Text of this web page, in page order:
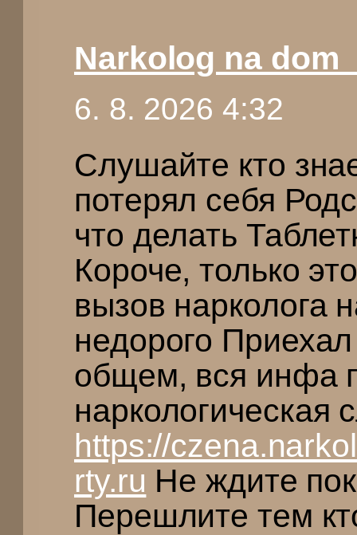
Narkolog na
6. 8. 2026 4:32
Слушайте кто
потерял себя
что делать
Короче, только
вызов нарколога
недорого
общем, вся инфа
наркологическая
https://
rty.ru Не ждите
Перешлите тем